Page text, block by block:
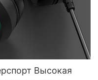
Высокая